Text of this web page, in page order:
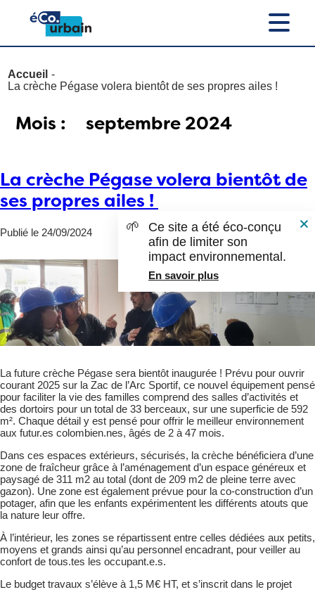
Accueil
La crèche Pégase volera bientôt de ses propres ailes !
Mois : septembre 2024
La crèche Pégase volera bientôt de
ses propres ailes !
Publié le 24/09/2024
La future crèche Pégase sera bientôt inaugurée ! Prévu pour ouvrir
courant 2025 sur la Zac de l’Arc Sportif, ce nouvel équipement pensé
pour faciliter la vie des familles comprend des salles d’activités et
des dortoirs pour un total de 33 berceaux, sur une superficie de 592
m². Chaque détail y est pensé pour offrir le meilleur environnement
aux futur.es colombien.nes, âgés de 2 à 47 mois.
Dans ces espaces extérieurs, sécurisés, la crèche bénéficiera d’une
zone de fraîcheur grâce à l’aménagement d’un espace généreux et
paysagé de 311 m2 au total (dont de 209 m2 de pleine terre avec
gazon). Une zone est également prévue pour la co-construction d’un
potager, afin que les enfants expérimentent les différents atouts que
la nature leur offre.
À l’intérieur, les zones se répartissent entre celles dédiées aux petits,
moyens et grands ainsi qu’au personnel encadrant, pour veiller au
confort de tous.tes les occupant.e.s.
Le budget travaux s’élève à 1,5 M€ HT, et s’inscrit dans le projet
🌱
Ce site a été éco-conçu
afin de limiter son
impact environnemental.
En savoir plus